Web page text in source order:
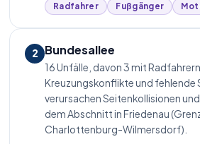
Radfahrer
Fußgänger
2 Bundesallee
16 Unfälle, davon 3 mit Radfahrern.
Kreuzungskonflikte und fehlende
verursachen Seitenkollisionen
dem Abschnitt in Friedenau
Charlottenburg-Wilmersdorf).